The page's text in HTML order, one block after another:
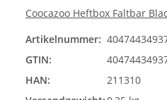
Coocazoo Heftbox Faltbar
Artikelnummer:
GTIN:
HAN:
211310